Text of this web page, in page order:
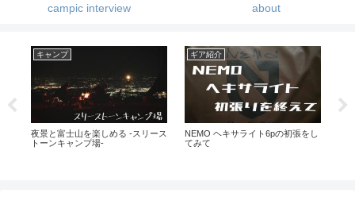
campic interview about
キャンプ
夜景と富士山を楽しめる -スリース
トーンキャンプ場-
ギア紹介
NEMO ヘキサライト6pの初張をし
てみて